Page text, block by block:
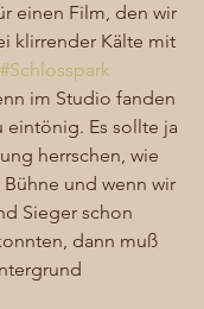
einen Film, den wir
klirrender Kälte mit
#Schlosspark
im Studio fanden
eintönig. Es sollte ja
herrschen, wie
und wenn wir
Sieger schon
dann muß